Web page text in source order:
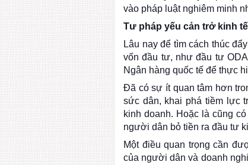
vào pháp luật nghiêm minh
Tư pháp yếu cản trở kinh tế
Lâu nay để tìm cách thúc
vốn đầu tư, như đầu tư
Ngân hàng quốc tế để thực
Đã có sự ít quan tâm hơn
sức dân, khai phá tiềm lực
kinh doanh. Hoặc là cũng
người dân bỏ tiền ra đầu tư
Một điều quan trọng cần
của người dân và doanh